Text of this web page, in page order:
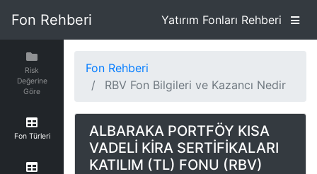
Fon Rehberi Yatırım Fonları Rehberi
Risk
Değerine
Göre
Fon Türleri
Fon Rehberi
RBV Fon Bilgileri ve Kazancı Nedir
ALBARAKA PORTFÖY KISA
VADELİ KİRA SERTİFİKALARI
KATILIM (TL) FONU (RBV)